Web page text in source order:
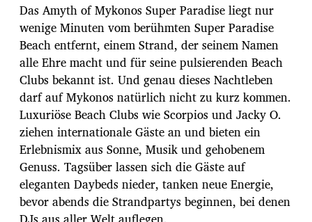
Das Amyth of Mykonos Super Paradise liegt nur
wenige Minuten vom berühmten Super Paradise
Beach entfernt, einem Strand, der seinem Namen
alle Ehre macht und für seine pulsierenden Beach
Clubs bekannt ist. Und genau dieses Nachtleben
darf auf Mykonos natürlich nicht zu kurz kommen.
Luxuriöse Beach Clubs wie Scorpios und Jacky O.
ziehen internationale Gäste an und bieten ein
Erlebnismix aus Sonne, Musik und gehobenem
Genuss. Tagsüber lassen sich die Gäste auf
eleganten Daybeds nieder, tanken neue Energie,
bevor abends die Strandpartys beginnen, bei denen